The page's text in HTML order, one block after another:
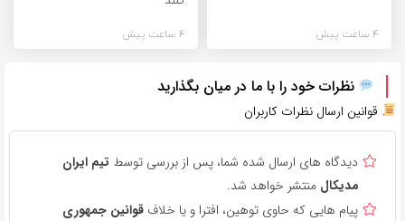
4 ساعت پیش 4 ساعت پیش
نظرات خود را با ما در میان بگذارید
قوانین ارسال نظرات کاربران
دیدگاه های ارسال شده شما، پس از بررسی توسط تیم ایران
مدیکال منتشر خواهد شد.
پیام هایی که حاوی توهین، افترا و یا خلاف قوانین جمهوری